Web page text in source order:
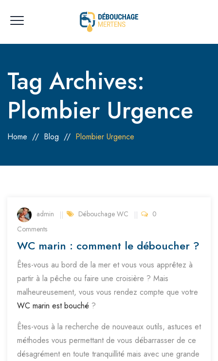
Tag Archives:
Plombier Urgence
Home // Blog // Plombier Urgence
admin Débouchage WC
0
Comments
WC marin : comment le déboucher ?
Êtes-vous au bord de la mer et vous vous apprêtez à
partir à la pêche ou faire une croisière ? Mais
malheureusement, vous vous rendez compte que votre
WC marin est bouché ?
Êtes-vous à la recherche de nouveaux outils, astuces et
méthodes vous permettant de vous débarrasser de ce
désagrément en toute tranquillité mais avec une grande